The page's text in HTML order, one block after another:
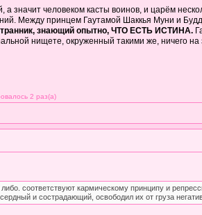
а значит человеком касты воинов, и царём
Между принцем Гаутамой Шаккья Муни и
знающий опытно, ЧТО ЕСТЬ ИСТИНА.
нищете, окруженный такими же, ничего
2 раз(а)
соответствуют кармическому принципу и
и сострадающий, освободил их от груза